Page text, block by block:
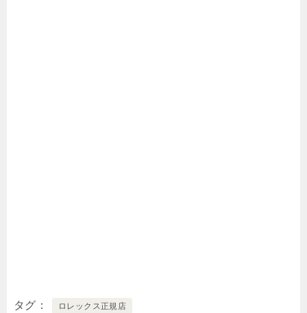
タグ ロレックス正規店